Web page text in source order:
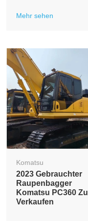
Mehr sehen
Komatsu
2023 Gebrauchter
Raupenbagger
Komatsu PC360 Zu
Verkaufen